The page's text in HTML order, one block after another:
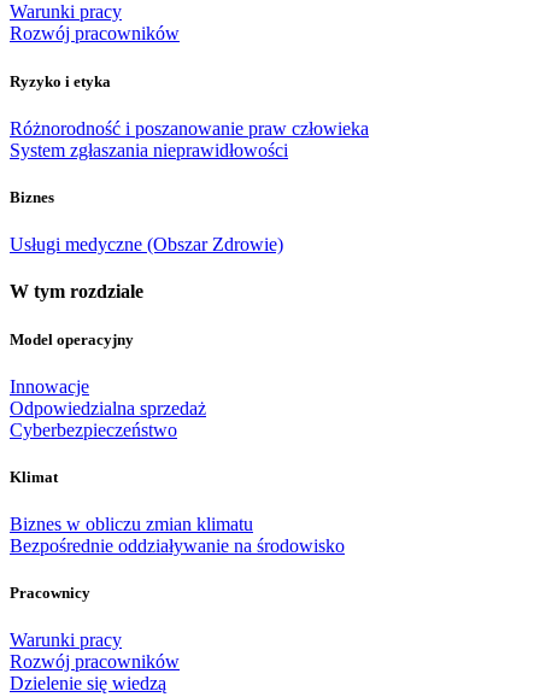
Warunki pracy
Rozwój pracowników
Ryzyko i etyka
Różnorodność i poszanowanie praw człowieka
System zgłaszania nieprawidłowości
Biznes
Usługi medyczne (Obszar Zdrowie)
W tym rozdziale
Model operacyjny
Innowacje
Odpowiedzialna sprzedaż
Cyberbezpieczeństwo
Klimat
Biznes w obliczu zmian klimatu
Bezpośrednie oddziaływanie na środowisko
Pracownicy
Warunki pracy
Rozwój pracowników
Dzielenie się wiedzą